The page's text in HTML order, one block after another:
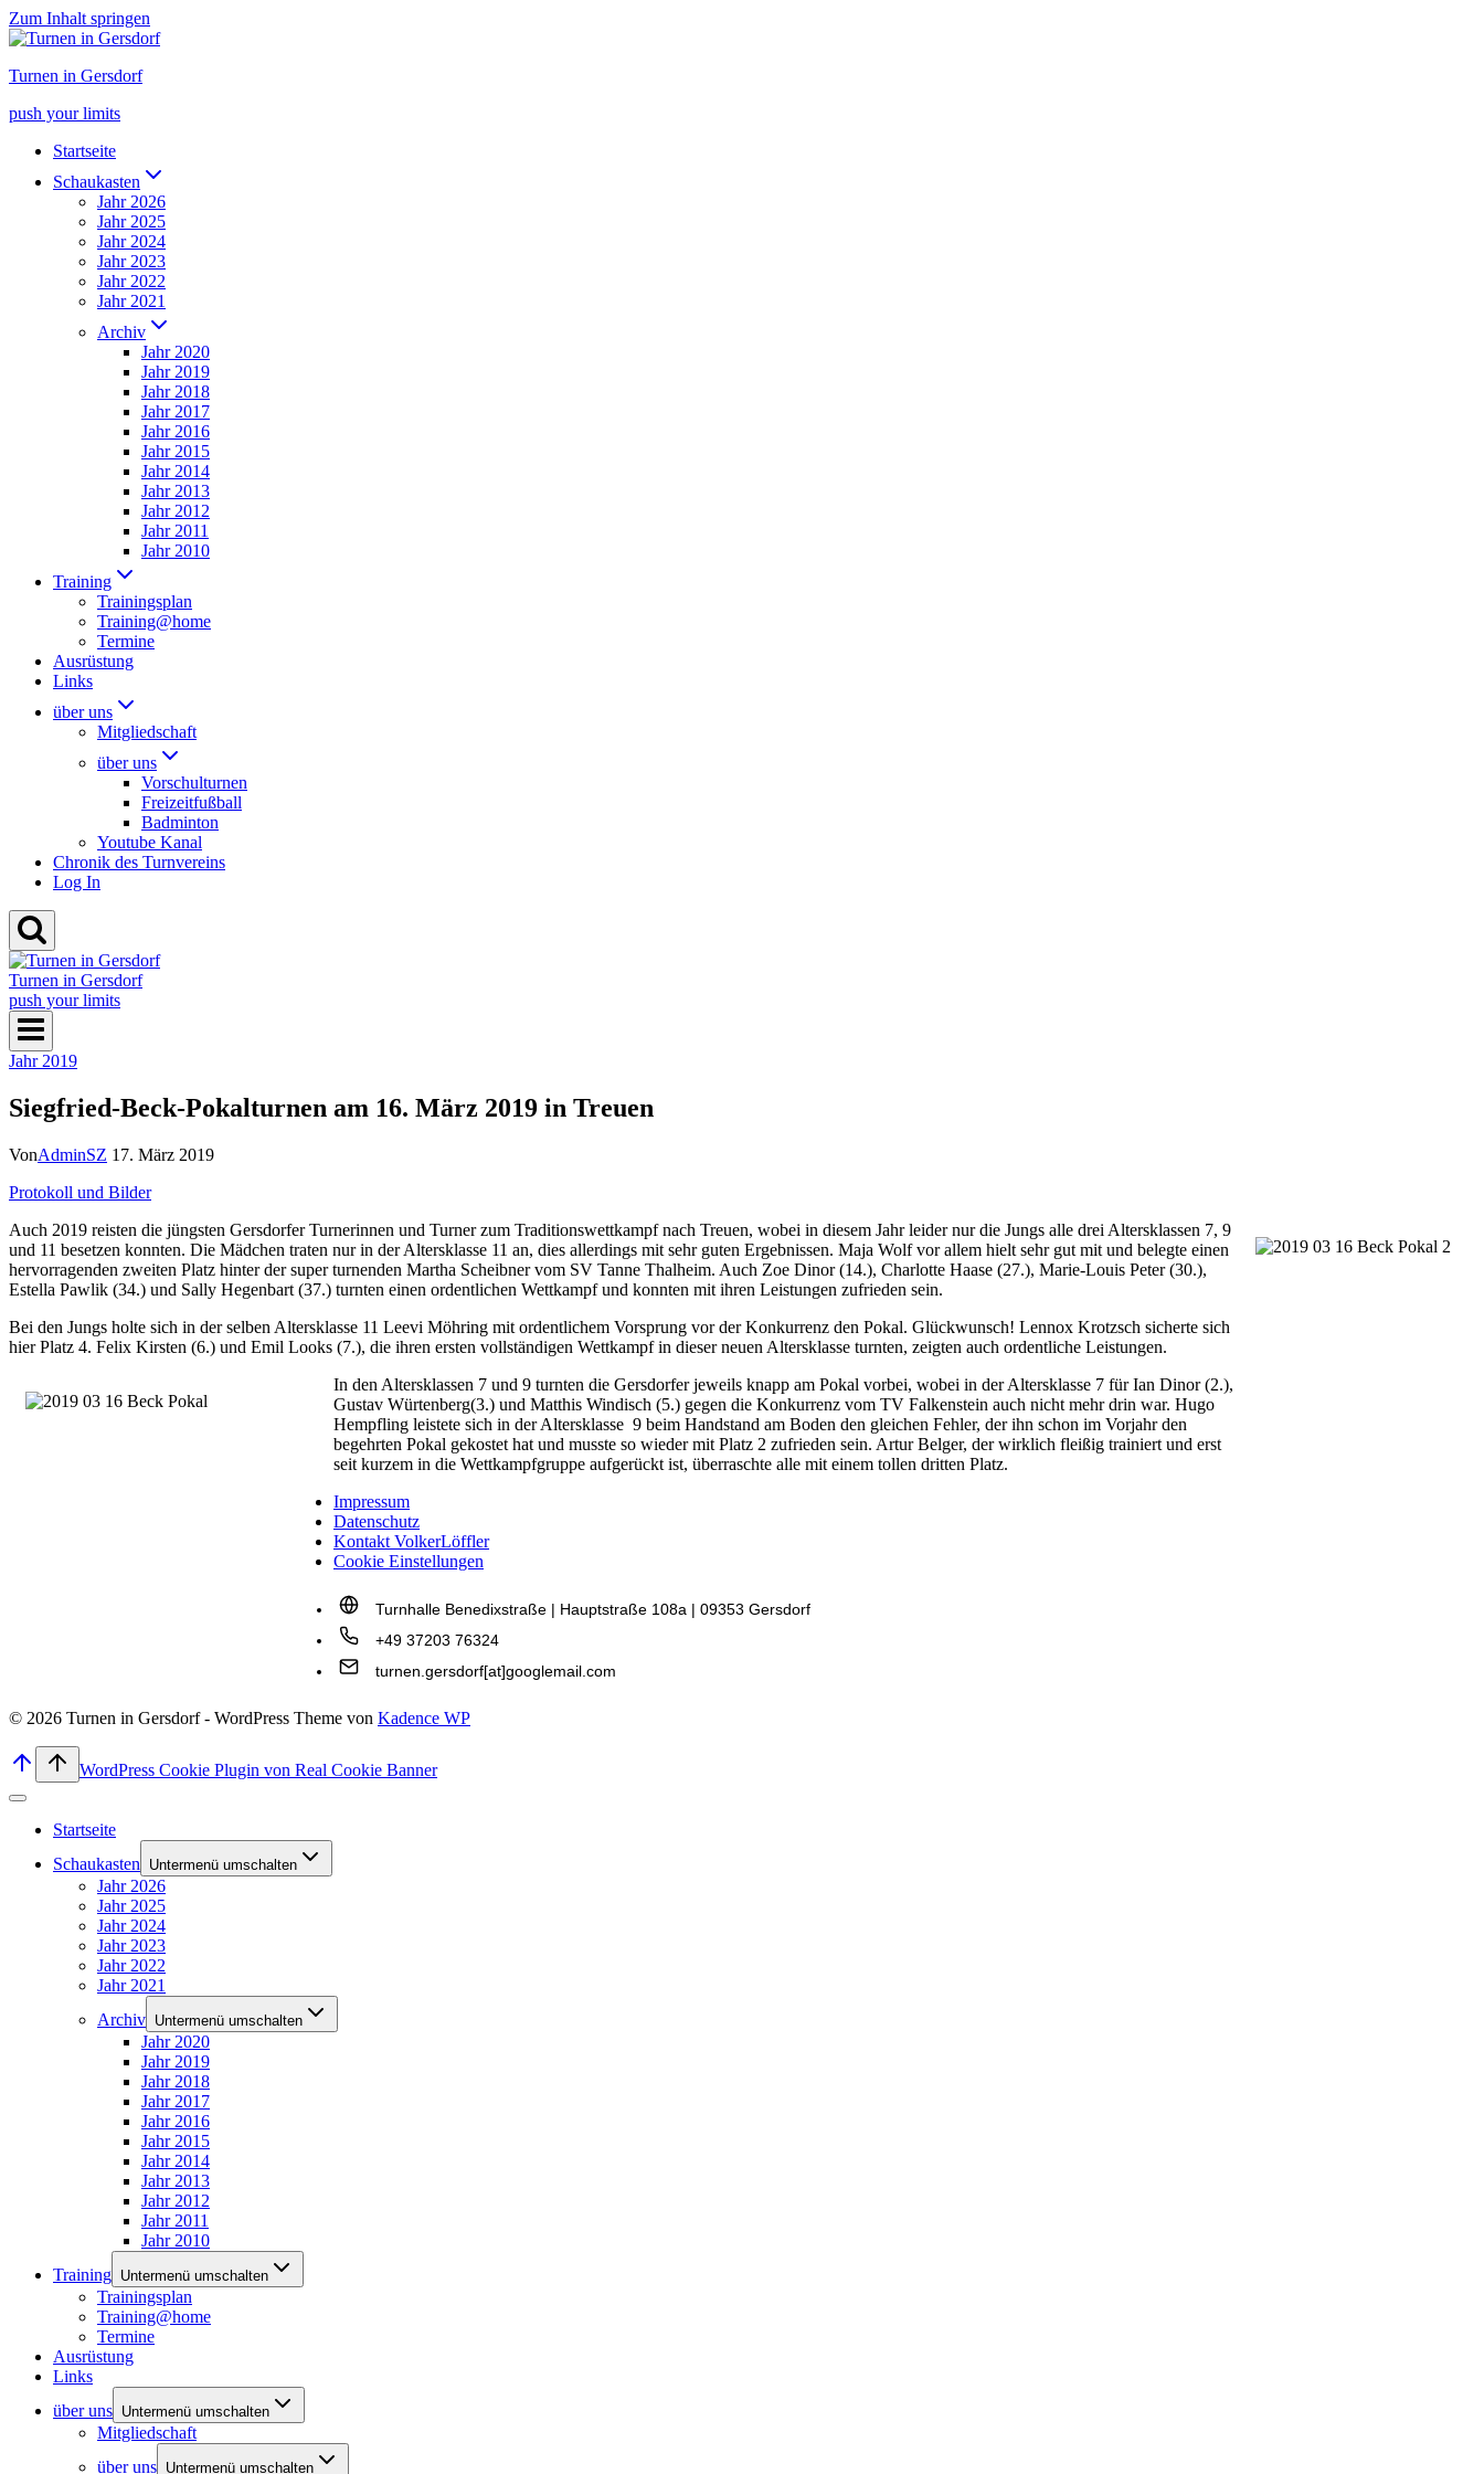
Zum Inhalt springen
Turnen in Gersdorf
push your limits
Startseite
Schaukasten
Jahr 2026
Jahr 2025
Jahr 2024
Jahr 2023
Jahr 2022
Jahr 2021
Archiv
Jahr 2020
Jahr 2019
Jahr 2018
Jahr 2017
Jahr 2016
Jahr 2015
Jahr 2014
Jahr 2013
Jahr 2012
Jahr 2011
Jahr 2010
Training
Trainingsplan
Training@home
Termine
Ausrüstung
Links
über uns
Mitgliedschaft
über uns
Vorschulturnen
Freizeitfußball
Badminton
Youtube Kanal
Chronik des Turnvereins
Log In
Turnen in Gersdorf
push your limits
Jahr 2019
Siegfried-Beck-Pokalturnen am 16. März 2019 in Treuen
VonAdminSZ 17. März 2019
Protokoll und Bilder
Auch 2019 reisten die jüngsten Gersdorfer Turnerinnen und Turner zum Traditionswettkampf nach Treuen, wobei in diesem Jahr leider nur die Jungs alle drei Altersklassen 7, 9
und 11 besetzen konnten. Die Mädchen traten nur in der Altersklasse 11 an, dies allerdings mit sehr guten Ergebnissen. Maja Wolf vor allem hielt sehr gut mit und belegte einen
hervorragenden zweiten Platz hinter der super turnenden Martha Scheibner vom SV Tanne Thalheim. Auch Zoe Dinor (14.), Charlotte Haase (27.), Marie-Louis Peter (30.),
Estella Pawlik (34.) und Sally Hegenbart (37.) turnten einen ordentlichen Wettkampf und konnten mit ihren Leistungen zufrieden sein.
Bei den Jungs holte sich in der selben Altersklasse 11 Leevi Möhring mit ordentlichem Vorsprung vor der Konkurrenz den Pokal. Glückwunsch! Lennox Krotzsch sicherte sich
hier Platz 4. Felix Kirsten (6.) und Emil Looks (7.), die ihren ersten vollständigen Wettkampf in dieser neuen Altersklasse turnten, zeigten auch ordentliche Leistungen.
In den Altersklassen 7 und 9 turnten die Gersdorfer jeweils knapp am Pokal vorbei, wobei in der Altersklasse 7 für Ian Dinor (2.),
Gustav Würtenberg(3.) und Matthis Windisch (5.) gegen die Konkurrenz vom TV Falkenstein auch nicht mehr drin war. Hugo
Hempfling leistete sich in der Altersklasse 9 beim Handstand am Boden den gleichen Fehler, der ihn schon im Vorjahr den
begehrten Pokal gekostet hat und musste so wieder mit Platz 2 zufrieden sein. Artur Belger, derwirklich fleißig trainiert und erst
seit kurzem in die Wettkampfgruppe aufgerückt ist, überraschte alle mit einem tollen dritten Platz.
Impressum
Datenschutz
Kontakt VolkerLöffler
Cookie Einstellungen
Turnhalle Benedixstraße | Hauptstraße 108a | 09353 Gersdorf
+49 37203 76324
turnen.gersdorf[at]googlemail.com
© 2026 Turnen in Gersdorf - WordPress Theme von Kadence WP
WordPress Cookie Plugin von Real Cookie Banner
Startseite
Schaukasten
Untermenü umschalten
Jahr 2026
Jahr 2025
Jahr 2024
Jahr 2023
Jahr 2022
Jahr 2021
Archiv Untermenü umschalten
Jahr 2020
Jahr 2019
Jahr 2018
Jahr 2017
Jahr 2016
Jahr 2015
Jahr 2014
Jahr 2013
Jahr 2012
Jahr 2011
Jahr 2010
Training Untermenü umschalten
Trainingsplan
Training@home
Termine
Ausrüstung
Links
über uns Untermenü umschalten
Mitgliedschaft
über uns Untermenü umschalten